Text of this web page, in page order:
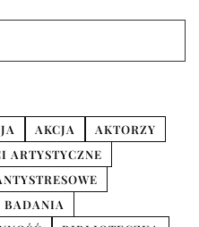
AKCJA
AKTORZY
ARTYSTYCZNE
BADANIA